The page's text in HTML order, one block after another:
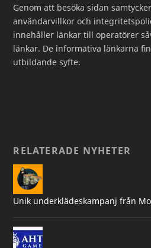
Genom att besöka sidan
användarvillkor och
innehåller länkar till operatörer
länkar. De informativa länkarna
utbildande syfte.
RELATERADE NYHETER
Unik underklädeskampanj från